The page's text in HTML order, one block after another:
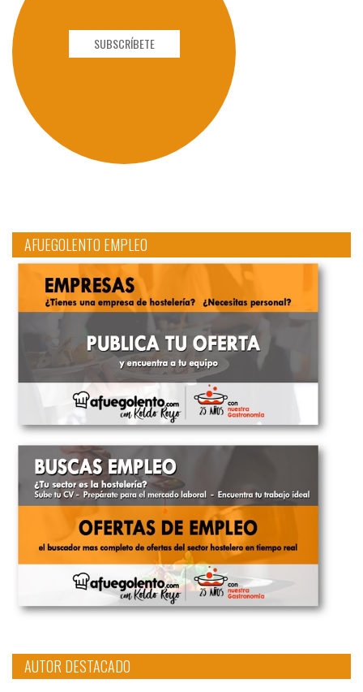
SUBSCRÍBETE
AFUEGOLENTO EMPLEO
AUTOR DESTACADO